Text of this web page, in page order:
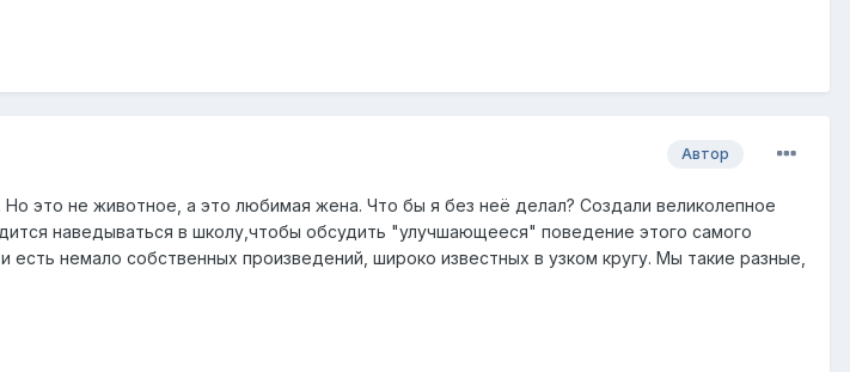
Автор
это не животное, а это любимая жена. Что бы я без неё делал? Создали великолепное
наведываться в школу,чтобы обсудить "улучшающееся" поведение этого самого
немало собственных произведений, широко известных в узком кругу. Мы такие разные,